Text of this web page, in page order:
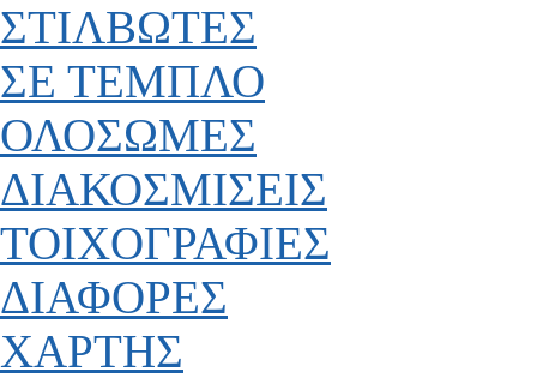
ΣΤΙΛΒΩΤΕΣ
ΣΕ ΤΕΜΠΛΟ
ΟΛΟΣΩΜΕΣ
ΔΙΑΚΟΣΜΙΣΕΙΣ
ΤΟΙΧΟΓΡΑΦΙΕΣ
ΔΙΑΦΟΡΕΣ
ΧΑΡΤΗΣ